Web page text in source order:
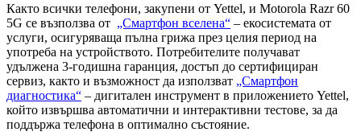
Както всички телефони, закупени от Yettel, и Motorola Razr 60
5G се възползва от „Смартфон вселена“ – екосистемата от
услуги, осигуряваща пълна грижа през целия период на
употреба на устройството. Потребителите получават
удължена 3-годишна гаранция, достъп до сертифициран
сервиз, както и възможност да използват „Смартфон
диагностика“ – дигитален инструмент в приложението Yettel,
който извършва автоматични и интерактивни тестове, за да
поддържа телефона в оптимално състояние.